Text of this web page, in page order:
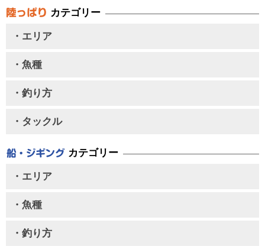
カテゴリー
・エリア
・魚種
・釣り方
・タックル
カテゴリー
・エリア
・魚種
・釣り方